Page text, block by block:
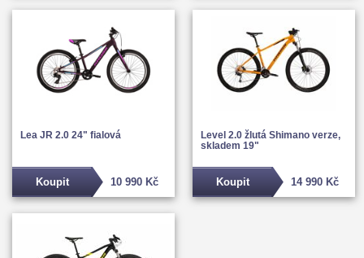
Lea JR 2.0 24" fialová
10 990 Kč
Koupit
Level 2.0 žlutá Shimano verze,
skladem 19"
14 990 Kč
Koupit